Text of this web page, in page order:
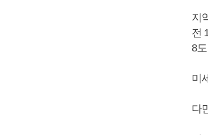
지
전
8
미
다